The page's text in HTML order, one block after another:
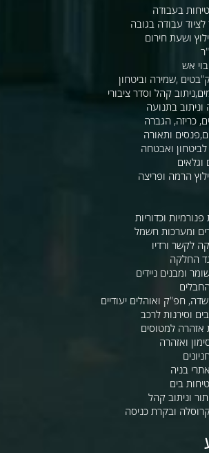
בעבודה
עבודה בגובה
ושעת חירום
אש
,שמירה וביטחון
קהל וסדר ציבורי
בתנועה
כריזה, הגברה
ותאורה
לביטחון ואבטחה
וגלאים
הרמה ופריצה
וכדוריות
ומערכות חשמל
לקשר ורדיו
החלקה
ומבנים ניידים
חפ"ק ואוהלים יעודיים
וסירנות לרכב
אזהרה למטוסים
ואזהרה
בניה
בים
וניתוב קהל
ובקרת כניסה